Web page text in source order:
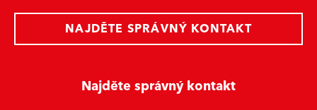
Najděte správný kontakt
NAJDĚTE SPRÁVNÝ KONTAKT